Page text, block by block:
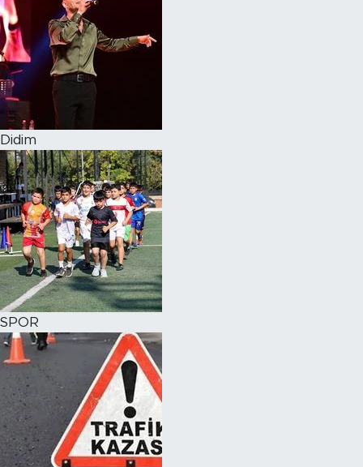
Didim
SPOR